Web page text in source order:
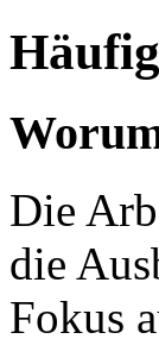
Die
die
Fokus